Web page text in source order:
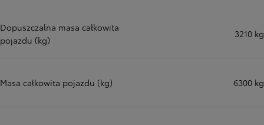
Dopuszczalna masa całkowita
pojazdu (kg)
3210 kg
Masa całkowita pojazdu (kg) 6300 kg